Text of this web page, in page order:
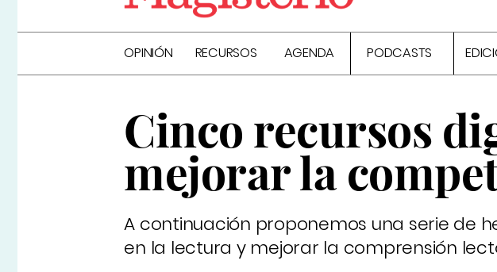
OPINIÓN RECURSOS AGENDA PODCASTS
Cinco recursos
mejorar la
A continuación proponemos una serie de
en la lectura y mejorar la comprensión